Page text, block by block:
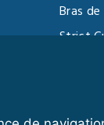
Bras
Strict